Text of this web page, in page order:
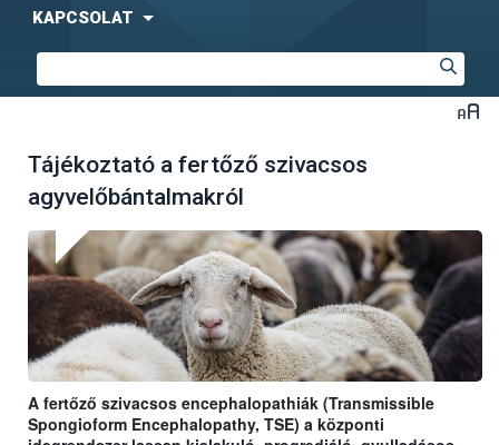
KAPCSOLAT
Tájékoztató a fertőző szivacsos
agyvelőbántalmakról
A fertőző szivacsos encephalopathiák (Transmissible
Spongioform Encephalopathy, TSE) a központi